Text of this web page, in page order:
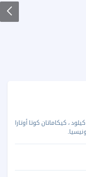
، كيكاماتان كوتا أوتارا